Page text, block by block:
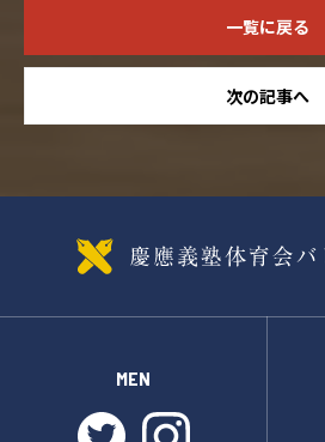
一覧に戻る
次の記事へ
MEN
twitterinstagram